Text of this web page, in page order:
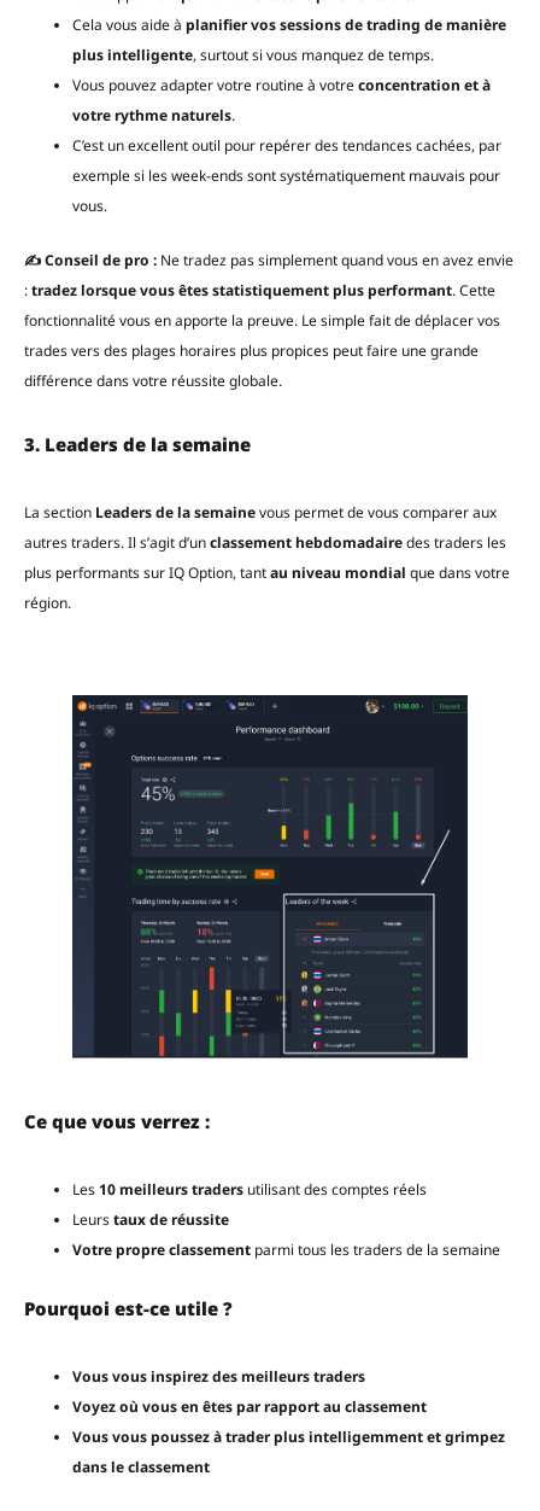
Cela vous aide à planifier vos sessions de trading de manière
plus intelligente, surtout si vous manquez de temps.
Vous pouvez adapter votre routine à votreconcentration et à
votre rythme naturels.
C’est un excellent outil pour repérer des tendances cachées, par
exemple si les week-ends sont systématiquement mauvais pour
vous.
✍️ Conseil de pro : Ne tradez pas simplement quand vous en avez envie
:tradez lorsque vous êtes statistiquement plus performant. Cette
fonctionnalité vous en apporte la preuve. Le simple fait de déplacer vos
trades vers des plages horaires plus propices peut faire une grande
différence dans votre réussite globale.
3. Leaders de la semaine
La section Leaders de la semainevous permet de vous comparer aux
autres traders. Il s’agit d’unclassement hebdomadairedes traders les
plus performants sur IQ Option, tantau niveau mondial que dans votre
région.
Ce que vous verrez :
Les 10 meilleurs traders utilisant des comptes réels
Leurstaux de réussite
Votre propre classement parmi tous les traders de la semaine
Pourquoi est-ce utile ?
Vous vous inspirez des meilleurs traders
Voyez où vous en êtes par rapport au classement
Vous vous poussez à trader plus intelligemment et grimpez
dans le classement